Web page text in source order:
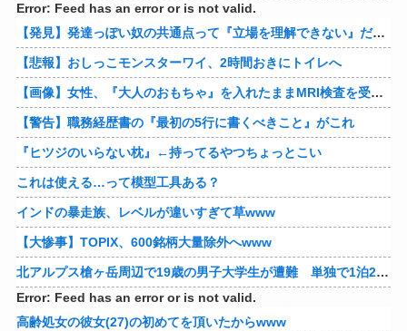
Error: Feed has an error or is not valid.
【発見】発達っぽい奴の共通点って『立場を理解できない』だよな
【悲報】おしっこモンスターワイ、2時間おきにトイレへ
【画像】女性、『大人のおもちゃ』を入れたままMRI検査を受けた結果 →
【警告】職務経歴書の『最初の5行に書くべきこと』がこれ
『ヒツジのいらない枕』←持ってるやつちょっとこい
これは使える…って模型工具ある？
インドの暴走族、レベルが違いすぎて草www
【大惨事】TOPIX、600銘柄大量除外へwww
北アルプス槍ヶ岳周辺で19歳の男子大学生が遭難 単独で1泊2日の予定で入山も連絡取れず 警察が9日以降捜索予定
Error: Feed has an error or is not valid.
高齢処女の彼女(27)の初めてを頂いたからwww